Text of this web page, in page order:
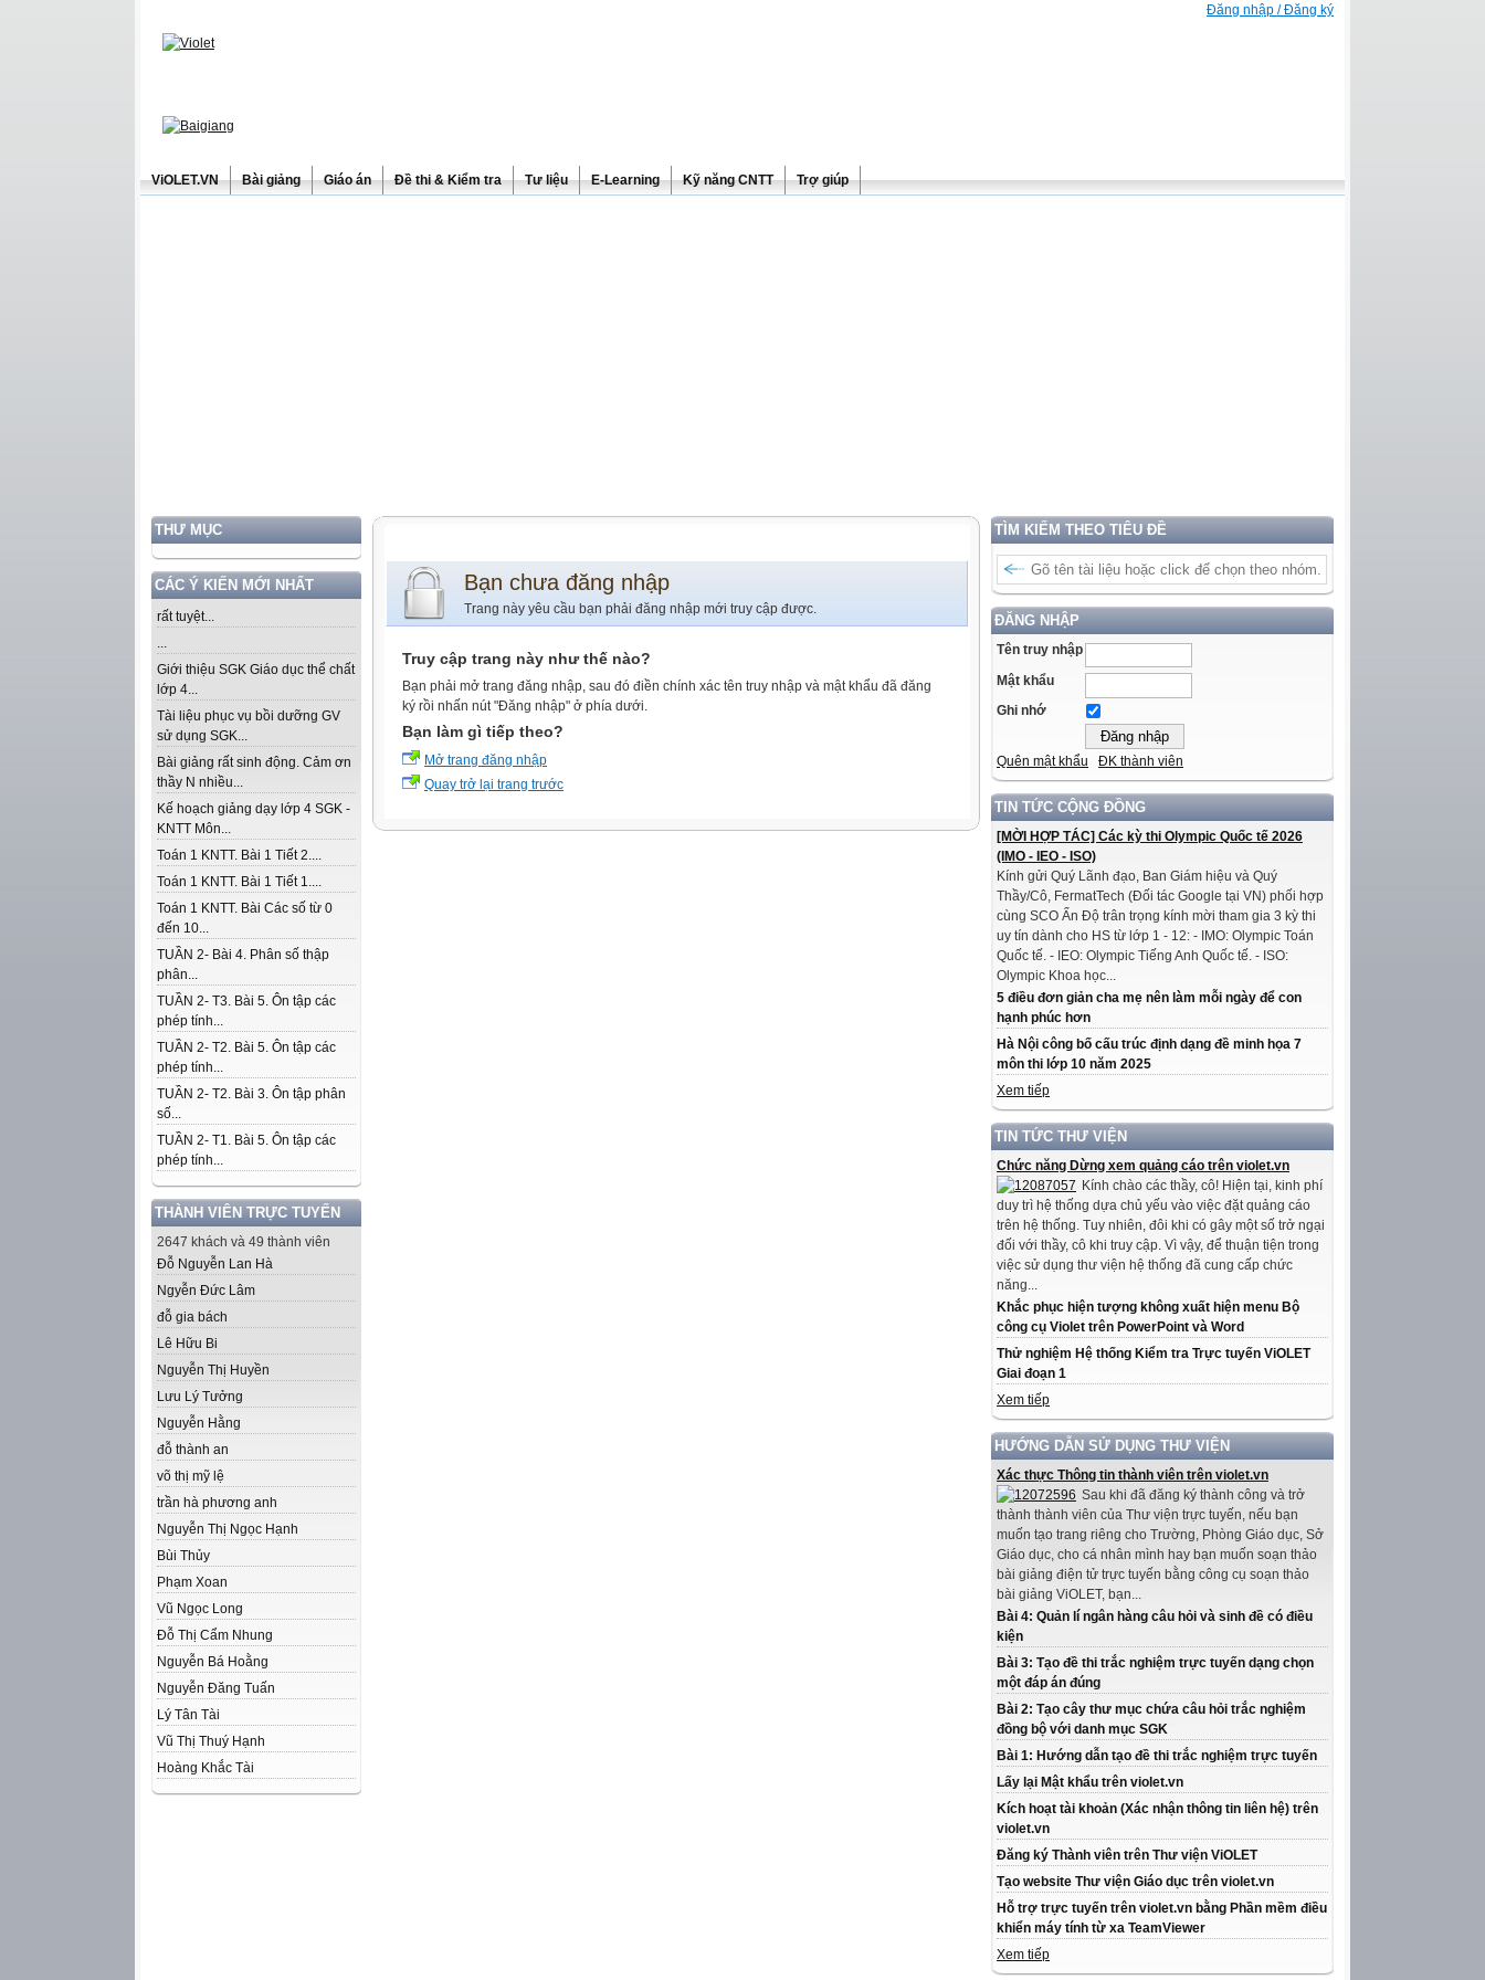
Đăng nhập / Đăng ký
ViOLET.VN Bài giảng Giáo án Đề thi & Kiểm tra Tư liệu E-Learning Kỹ năng CNTT Trợ giúp
THƯ MỤC
CÁC Ý KIẾN MỚI NHẤT
rất tuyệt...
...
Giới thiệu SGK Giáo dục thể chất
lớp 4...
Tài liệu phục vụ bồi dưỡng GV
sử dụng SGK...
Bài giảng rất sinh động. Cảm ơn
thầy N nhiều...
Kế hoạch giảng dạy lớp 4 SGK -
KNTT Môn...
Toán 1 KNTT. Bài 1 Tiết 2....
Toán 1 KNTT. Bài 1 Tiết 1....
Toán 1 KNTT. Bài Các số từ 0
đến 10...
TUẦN 2- Bài 4. Phân số thập
phân...
TUẦN 2- T3. Bài 5. Ôn tập các
phép tính...
TUẦN 2- T2. Bài 5. Ôn tập các
phép tính...
TUẦN 2- T2. Bài 3. Ôn tập phân
số...
TUẦN 2- T1. Bài 5. Ôn tập các
phép tính...
THÀNH VIÊN TRỰC TUYẾN
2647 khách và 49 thành viên
Đỗ Nguyễn Lan Hà
Ngyễn Đức Lâm
đỗ gia bách
Lê Hữu Bi
Nguyễn Thị Huyền
Lưu Lý Tưởng
Nguyễn Hằng
đỗ thành an
võ thị mỹ lệ
trần hà phương anh
Nguyễn Thị Ngọc Hạnh
Bùi Thủy
Phạm Xoan
Vũ Ngọc Long
Đỗ Thị Cẩm Nhung
Nguyễn Bá Hoằng
Nguyễn Đăng Tuấn
Lý Tân Tài
Vũ Thị Thuý Hạnh
Hoàng Khắc Tài
TÌM KIẾM THEO TIÊU ĐỀ
ĐĂNG NHẬP
Tên truy nhập
Mật khẩu
Ghi nhớ
Quên mật khẩu ĐK thành viên
TIN TỨC CỘNG ĐỒNG
[MỜI HỢP TÁC] Các kỳ thi Olympic Quốc tế 2026
(IMO - IEO - ISO)
Kính gửi Quý Lãnh đạo, Ban Giám hiệu và Quý
Thầy/Cô, FermatTech (Đối tác Google tại VN) phối hợp
cùng SCO Ấn Độ trân trọng kính mời tham gia 3 kỳ thi
uy tín dành cho HS từ lớp 1 - 12: - IMO: Olympic Toán
Quốc tế. - IEO: Olympic Tiếng Anh Quốc tế. - ISO:
Olympic Khoa học...
5 điều đơn giản cha mẹ nên làm mỗi ngày để con
hạnh phúc hơn
Hà Nội công bố cấu trúc định dạng đề minh họa 7
môn thi lớp 10 năm 2025
Xem tiếp
TIN TỨC THƯ VIỆN
Chức năng Dừng xem quảng cáo trên violet.vn
Kính chào các thầy, cô! Hiện tại, kinh phí
duy trì hệ thống dựa chủ yếu vào việc đặt quảng cáo
trên hệ thống. Tuy nhiên, đôi khi có gây một số trở ngại
đối với thầy, cô khi truy cập. Vì vậy, để thuận tiện trong
việc sử dụng thư viện hệ thống đã cung cấp chức
năng...
Khắc phục hiện tượng không xuất hiện menu Bộ
công cụ Violet trên PowerPoint và Word
Thử nghiệm Hệ thống Kiểm tra Trực tuyến ViOLET
Giai đoạn 1
Xem tiếp
HƯỚNG DẪN SỬ DỤNG THƯ VIỆN
Xác thực Thông tin thành viên trên violet.vn
Sau khi đã đăng ký thành công và trở
thành thành viên của Thư viện trực tuyến, nếu bạn
muốn tạo trang riêng cho Trường, Phòng Giáo dục, Sở
Giáo dục, cho cá nhân mình hay bạn muốn soạn thảo
bài giảng điện tử trực tuyến bằng công cụ soạn thảo
bài giảng ViOLET, bạn...
Bài 4: Quản lí ngân hàng câu hỏi và sinh đề có điều
kiện
Bài 3: Tạo đề thi trắc nghiệm trực tuyến dạng chọn
một đáp án đúng
Bài 2: Tạo cây thư mục chứa câu hỏi trắc nghiệm
đồng bộ với danh mục SGK
Bài 1: Hướng dẫn tạo đề thi trắc nghiệm trực tuyến
Lấy lại Mật khẩu trên violet.vn
Kích hoạt tài khoản (Xác nhận thông tin liên hệ) trên
violet.vn
Đăng ký Thành viên trên Thư viện ViOLET
Tạo website Thư viện Giáo dục trên violet.vn
Hỗ trợ trực tuyến trên violet.vn bằng Phần mềm điều
khiển máy tính từ xa TeamViewer
Xem tiếp
Bạn chưa đăng nhập
Trang này yêu cầu bạn phải đăng nhập mới truy cập được.
Truy cập trang này như thế nào?
Bạn phải mở trang đăng nhập, sau đó điền chính xác tên truy nhập và mật khẩu đã đăng
ký rồi nhấn nút "Đăng nhập" ở phía dưới.
Bạn làm gì tiếp theo?
Mở trang đăng nhập
Quay trở lại trang trước